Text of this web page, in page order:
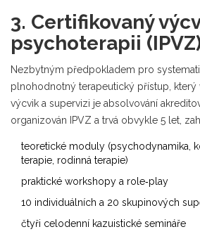
3. Certifikovaný
psychoterapii
Nezbytným předpokladem pro
plnohodnotný terapeutický přístup,
výcvik a supervizi je absolvování
organizován
IPVZ a trvá obvykle 5 let,
teoretické moduly (psychodynamika,
terapie, rodinná terapie)
praktické workshopy a role‑play
10 individuálních a 20 skupinových
čtyři celodenní kazuistické semináře